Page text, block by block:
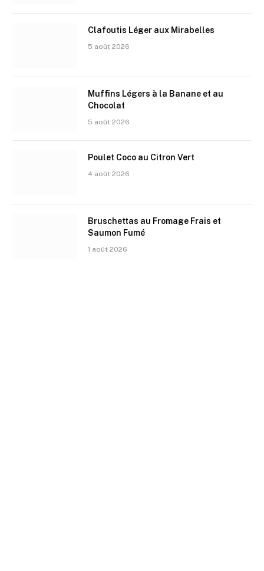
Clafoutis Léger aux Mirabelles
5 août 2026
Muffins Légers à la Banane et au
Chocolat
5 août 2026
Poulet Coco au Citron Vert
4 août 2026
Bruschettas au Fromage Frais et
Saumon Fumé
1 août 2026